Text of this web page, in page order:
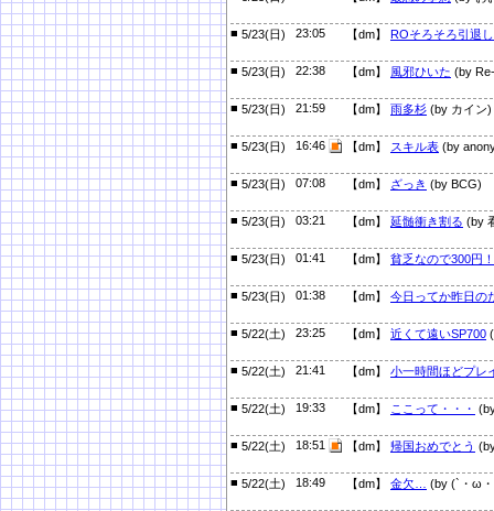
■ 5/23(日) 23:05 【dm】 ROそろそろ引退
■ 5/23(日) 22:38 【dm】 風邪ひいた (by
■ 5/23(日) 21:59 【dm】 雨多杉 (by カイン)
■ 5/23(日) 16:46 【dm】 スキル表 (by
■ 5/23(日) 07:08 【dm】 ざっき (by BCG)
■ 5/23(日) 03:21 【dm】 延髄衝き割る (by
■ 5/23(日) 01:41 【dm】 貧乏なので300円！
■ 5/23(日) 01:38 【dm】 今日ってか昨日の
■ 5/22(土) 23:25 【dm】 近くて遠いSP700
■ 5/22(土) 21:41 【dm】 小一時間ほどプレ
■ 5/22(土) 19:33 【dm】 ここって・・・
■ 5/22(土) 18:51 【dm】 帰国おめでとう
■ 5/22(土) 18:49 【dm】 金欠… (by (`・ω・